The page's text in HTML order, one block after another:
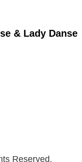
& Lady Danse
Reserved.